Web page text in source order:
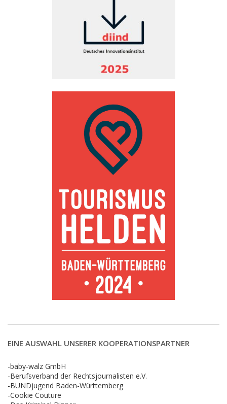
EINE AUSWAHL UNSERER KOOPERATIONSPARTNER
-baby-walz GmbH
-Berufsverband der Rechtsjournalisten e.V.
-BUNDjugend Baden-Württemberg
-Cookie Couture